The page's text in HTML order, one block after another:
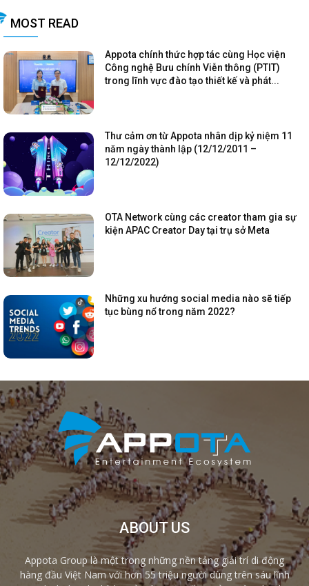
MOST READ
Appota chính thức hợp tác cùng Học viện
Công nghệ Bưu chính Viễn thông (PTIT)
trong lĩnh vực đào tạo thiết kế và phát...
Thư cảm ơn từ Appota nhân dịp kỷ niệm 11
năm ngày thành lập (12/12/2011 –
12/12/2022)
OTA Network cùng các creator tham gia sự
kiện APAC Creator Day tại trụ sở Meta
Những xu hướng social media nào sẽ tiếp
tục bùng nổ trong năm 2022?
ABOUT US
Appota Group là một trong những nền tảng giải trí di động
hàng đầu Việt Nam với hơn 55 triệu người dùng trên sáu lĩnh